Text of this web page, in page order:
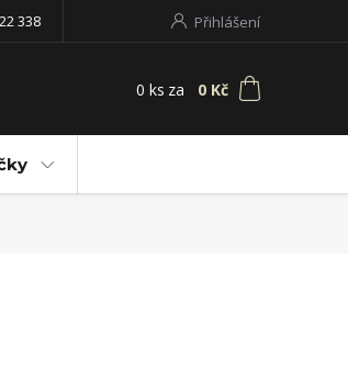
Přihlášení
338
0 ks za 0 Kč